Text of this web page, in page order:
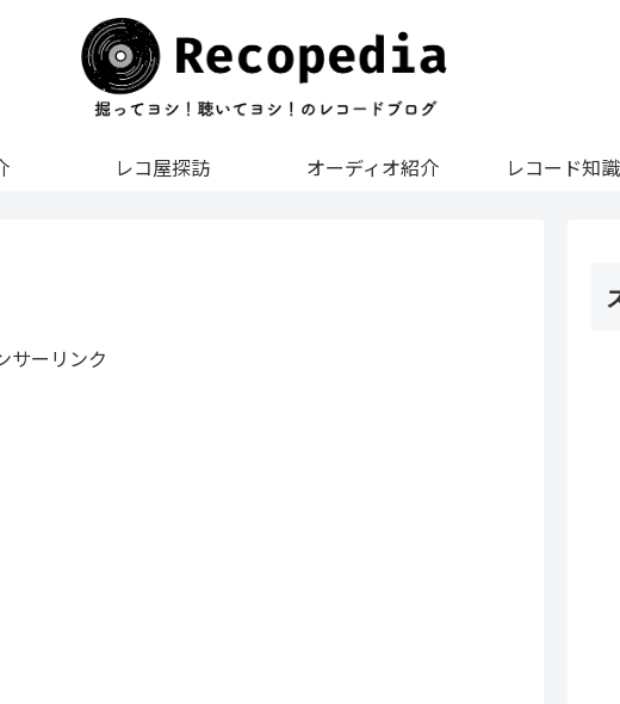
レコ屋探訪 オーディオ紹介 レコード知
サーリンク